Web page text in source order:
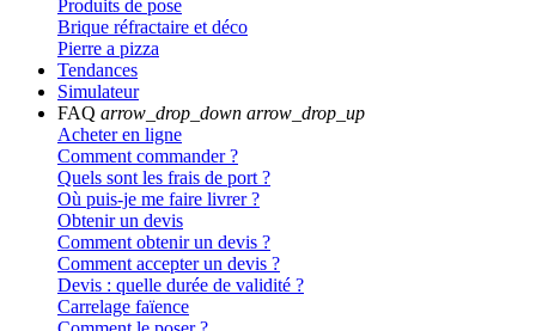
Produits de pose
Brique réfractaire et déco
Pierre a pizza
Tendances
Simulateur
FAQ arrow_drop_down arrow_drop_up
Acheter en ligne
Comment commander ?
Quels sont les frais de port ?
Où puis-je me faire livrer ?
Obtenir un devis
Comment obtenir un devis ?
Comment accepter un devis ?
Devis : quelle durée de validité ?
Carrelage faïence